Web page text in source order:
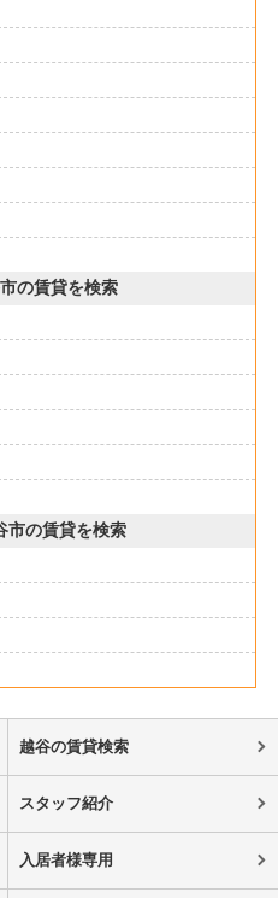
の賃貸を検索
市の賃貸を検索
越谷の賃貸検索
スタッフ紹介
入居者様専用